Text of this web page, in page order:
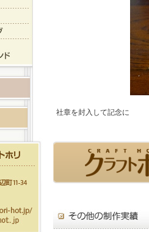
社章を封入して記念に